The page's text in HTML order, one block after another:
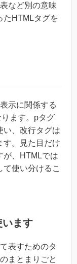
など別の意味
たHTMLタグを
示に関係する
ます。pタグ
い、改行タグは
す。見た目だけ
が、HTMLでは
て使い分けるこ
います
表すためのタ
まとまりごと